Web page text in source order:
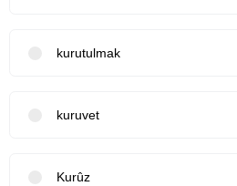
kurutulmak
kuruvet
Kurûz